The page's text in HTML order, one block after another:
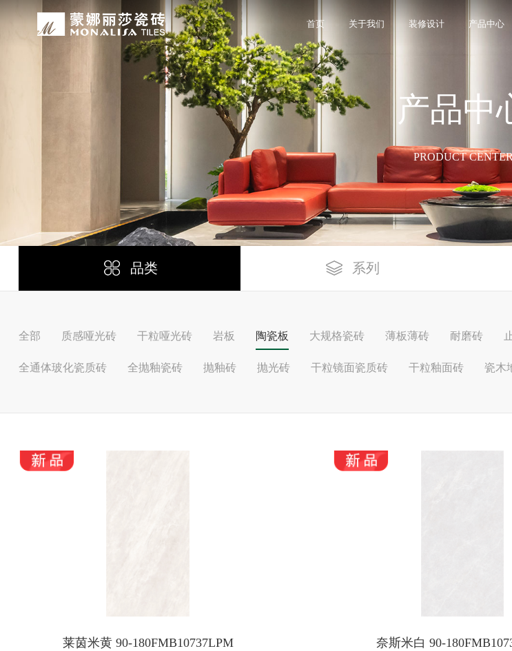
首页 关于我们
关于我们
蒙娜丽莎瓷砖品牌隶属蒙娜丽莎集团有限公司，品牌商标注册于2000年，专注于美化建筑
生活空间，产品涵盖陶瓷砖和陶瓷薄板、大板、岩板等品类，秉承“每个家 都值得拥有蒙娜
莎”的品牌发展理念，将蒙娜丽莎的微笑作为营销服务的核心精神，使顾客在感受艺术化产
的同时，享受高品质的服务所带来的精神回报，满足人们多样的生活方式需求。
装修设计
装修设计
蒙娜丽莎陶瓷砖、陶瓷大板、岩板多种品类，构建起瓷砖产品全屋定制应用体系，通过上
套家装案例的应用展示，为大家提供参考和选择。
产品中心
产品中心
蒙娜丽莎「無極·石界」系列遵循“无界与本真”的设计主旨，甄选全球珍稀的天然原石作为
计蓝本，融合当代的材料应用美学，以多纹理设计、多质感工艺、多规格的动态组合打破常
规、重构空间法则，实现情绪空间的无限表达，为人们提供源源不断的美学灵感，创造无
无极的生活空间。
无忧服务
蒙娜丽莎在全国拥有超过4000家专卖店和营销网点，打通了线上线下的营销服务渠道，为
费者带来更多的消费与体验场景。与此同时，蒙娜丽莎对服务体系进行全新升级，推出“微笑
服务”体系以及“密缝铺贴”系统，全面打通陶瓷大板岩板销售的“最后一公里”，解决消费者
装烦恼，实现无忧省心焕新家。
媒体中心
蒙娜丽莎的微笑作为营销服务的核心精神，使顾客在感受艺术化产品的同时，享受高品质
服务所带来的精神回报，满足人们多样的生活方式需求。
工程案例
以完善的房地产战略合作管理体系，为超百家房地产企业和千万业主提供优质的产品与服
务，为陶瓷行业和房地产企业的战略合作业务树立典范。
产品中
PRODUCT
品类 系列
全部 质感哑光砖 干粒哑光砖 岩板 陶瓷板 大规格瓷砖 薄板薄砖 耐磨砖
全通体玻化瓷质砖 全抛釉瓷砖 抛釉砖 抛光砖 干粒镜面瓷质砖 干粒釉面砖 瓷木
莱茵米黄 90-180FMB10737LPM 奈斯米白 90-